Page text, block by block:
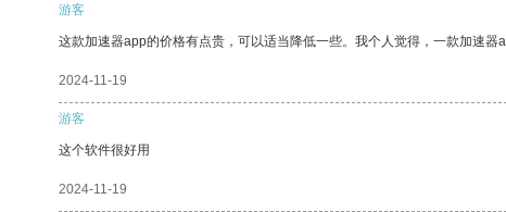
游客
这款加速器app的价格有点贵，可以适当降低一些。我个人觉得，一款加速器
2024-11-19
游客
这个软件很好用
2024-11-19